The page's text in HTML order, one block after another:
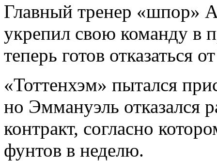
Главный тренер «шпор»
укрепил свою команду в
теперь готов отказаться
«Тоттенхэм» пытался
но Эммануэль отказался
контракт, согласно
фунтов в неделю.